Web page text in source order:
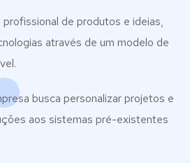
de produtos e ideias,
através de um modelo de
busca personalizar projetos e
aos sistemas pré-existentes